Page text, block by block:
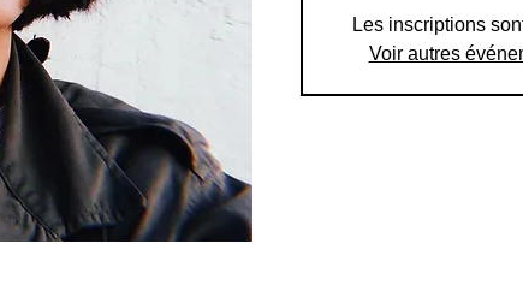
Les inscriptions
Voir autres